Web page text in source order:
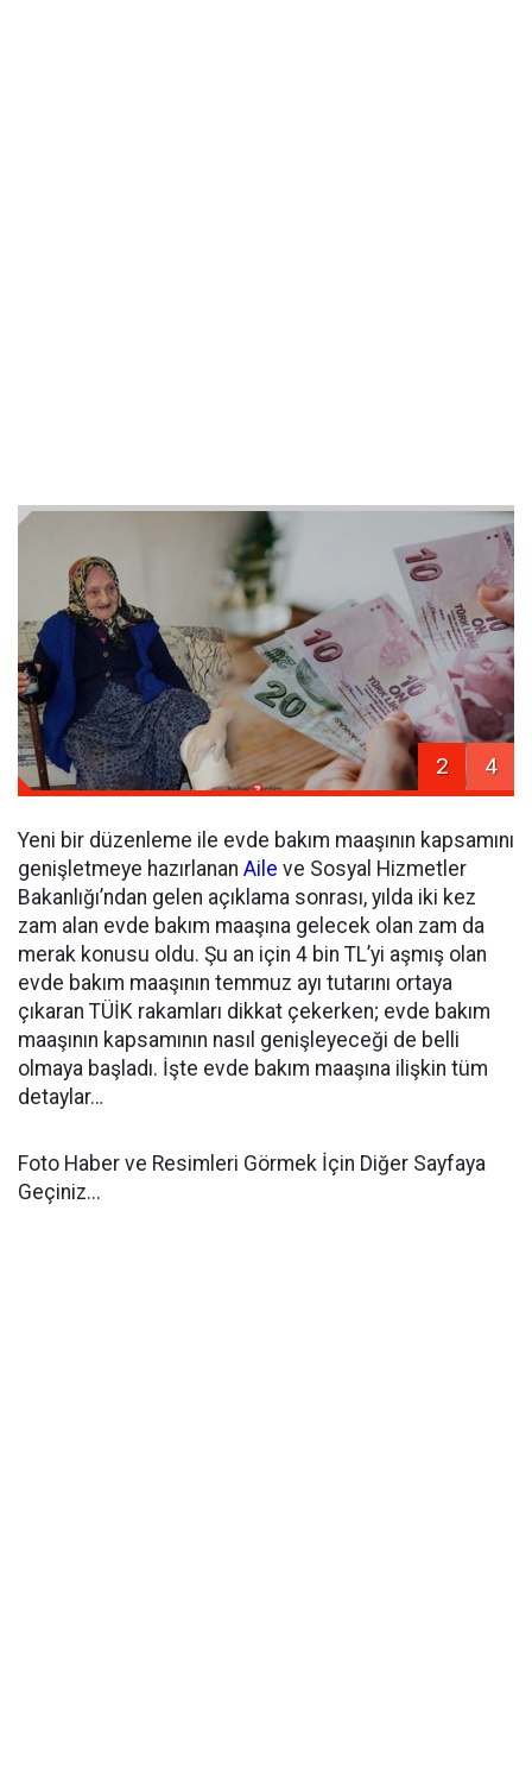
2 4
Yeni bir düzenleme ile evde bakım maaşının kapsamını
genişletmeye hazırlanan Aile ve Sosyal Hizmetler
Bakanlığı’ndan gelen açıklama sonrası, yılda iki kez
zam alan evde bakım maaşına gelecek olan zam da
merak konusu oldu. Şu an için 4 bin TL’yi aşmış olan
evde bakım maaşının temmuz ayı tutarını ortaya
çıkaran TÜİK rakamları dikkat çekerken; evde bakım
maaşının kapsamının nasıl genişleyeceği de belli
olmaya başladı. İşte evde bakım maaşına ilişkin tüm
detaylar…
Foto Haber ve Resimleri Görmek İçin Diğer Sayfaya
Geçiniz...